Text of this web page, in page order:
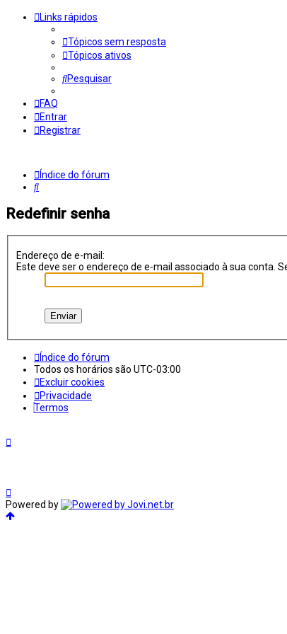
Links rápidos
Tópicos sem resposta
Tópicos ativos
Pesquisar
FAQ
Entrar
Registrar
Índice do fórum
Pesquisar
Redefinir senha
Endereço de e-mail:
Este deve ser o endereço de e-mail associado à sua conta.
Índice do fórum
Todos os horários são UTC-03:00
Excluir cookies
Privacidade
Termos
Powered by